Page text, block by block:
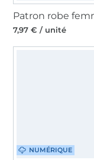
7,97 € / unité
NUMÉRIQUE